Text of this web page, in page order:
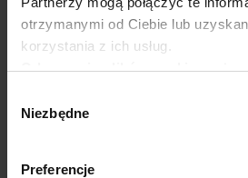
otrzymanymi od Ciebie lub
korzystania z ich usług.
Odrzucenie plików cookie może
oferowanych na naszej stronie, w
zgody
Niezbędne
Preferencje
studia podyplomowe w
klinicznej, a także studia
seksualnego osób z